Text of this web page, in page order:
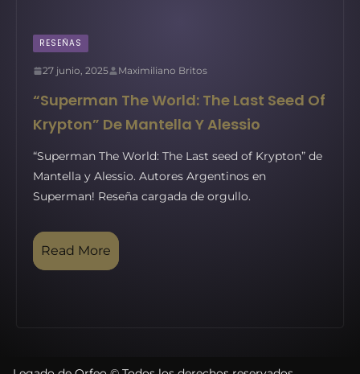
RESEÑAS
27 junio, 2025 Maximiliano Britos
“Superman The World: The Last Seed Of
Krypton” De Mantella Y Alessio
“Superman The World: The Last seed of Krypton” de
Mantella y Alessio. Autores Argentinos en
Superman! Reseña cargada de orgullo.
Read More